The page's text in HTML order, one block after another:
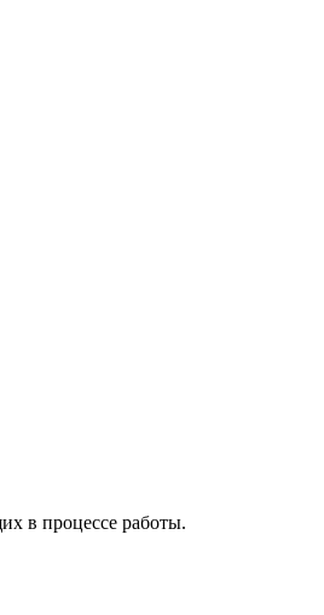
в процессе работы.